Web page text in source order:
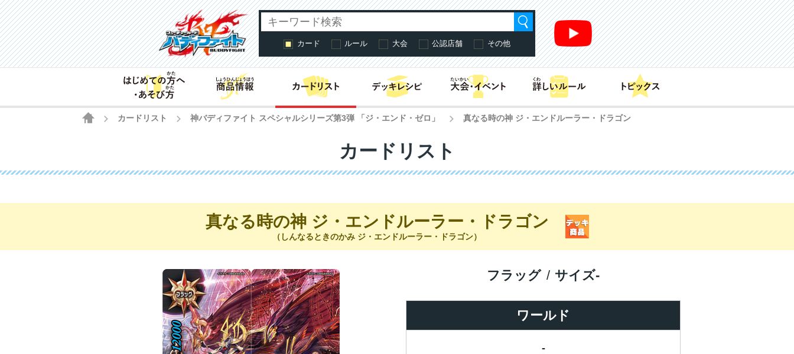
カード ルール 大会 公認店舗 その他
はじめての方へ・あそび方商品情報 カードリスト
HOME
カードリスト 神バディファイト スペシャルシリーズ第3弾 「ジ・エンド・ゼロ」 真なる時の神 ジ・エンドルーラー・ドラゴン
カードリスト
真なる時の神 ジ・エンドルーラー・ドラゴン
（しんなるときのかみ ジ・エンドルーラー・ドラゴン）
ワールド
-
フラッグ サイズ-